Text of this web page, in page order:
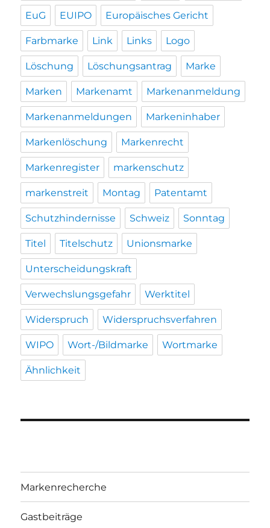
EuG EUIPO Europäisches Gericht
Farbmarke Link Links Logo
Löschung Löschungsantrag Marke
Marken Markenamt Markenanmeldung
Markenanmeldungen Markeninhaber
Markenlöschung Markenrecht
Markenregister markenschutz
markenstreit Montag Patentamt
Schutzhindernisse Schweiz Sonntag
Titel Titelschutz Unionsmarke
Unterscheidungskraft
Verwechslungsgefahr Werktitel
Widerspruch Widerspruchsverfahren
WIPO Wort-/Bildmarke Wortmarke
Ähnlichkeit
Markenrecherche
Gastbeiträge